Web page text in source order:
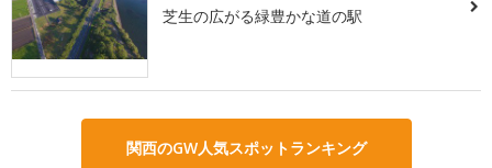
芝生の広がる緑豊かな道の駅
関西のGW人気スポットランキング